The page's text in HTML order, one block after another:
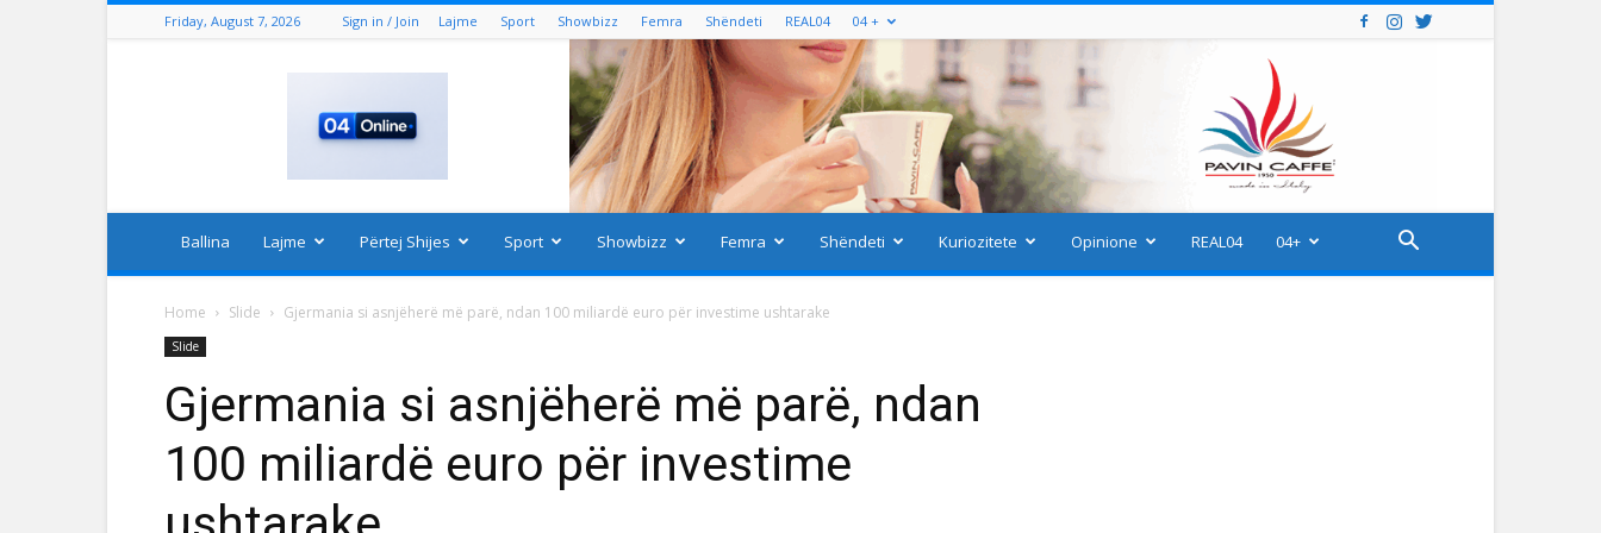
Friday, August 7, 2026 Sign in / Join Lajme Sport Showbizz Femra Shëndeti REAL04 04 +
Ballina Lajme Përtej Shijes Sport Showbizz Femra Shëndeti Kuriozitete Opinione REAL04 04+
Home Slide Gjermania si asnjëherë më parë, ndan 100 miliardë euro për investime ushtarake
Slide
Gjermania si asnjëherë më parë, ndan
100 miliardë euro për investime